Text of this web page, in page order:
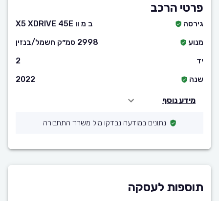
פרטי הרכב
גירסה
ב מ וו X5 XDRIVE 45E
מנוע
2998 סמ״ק חשמל/בנזין
יד
2
שנה
2022
מידע נוסף
נתונים במודעה נבדקו מול משרד התחבורה
תוספות לעסקה